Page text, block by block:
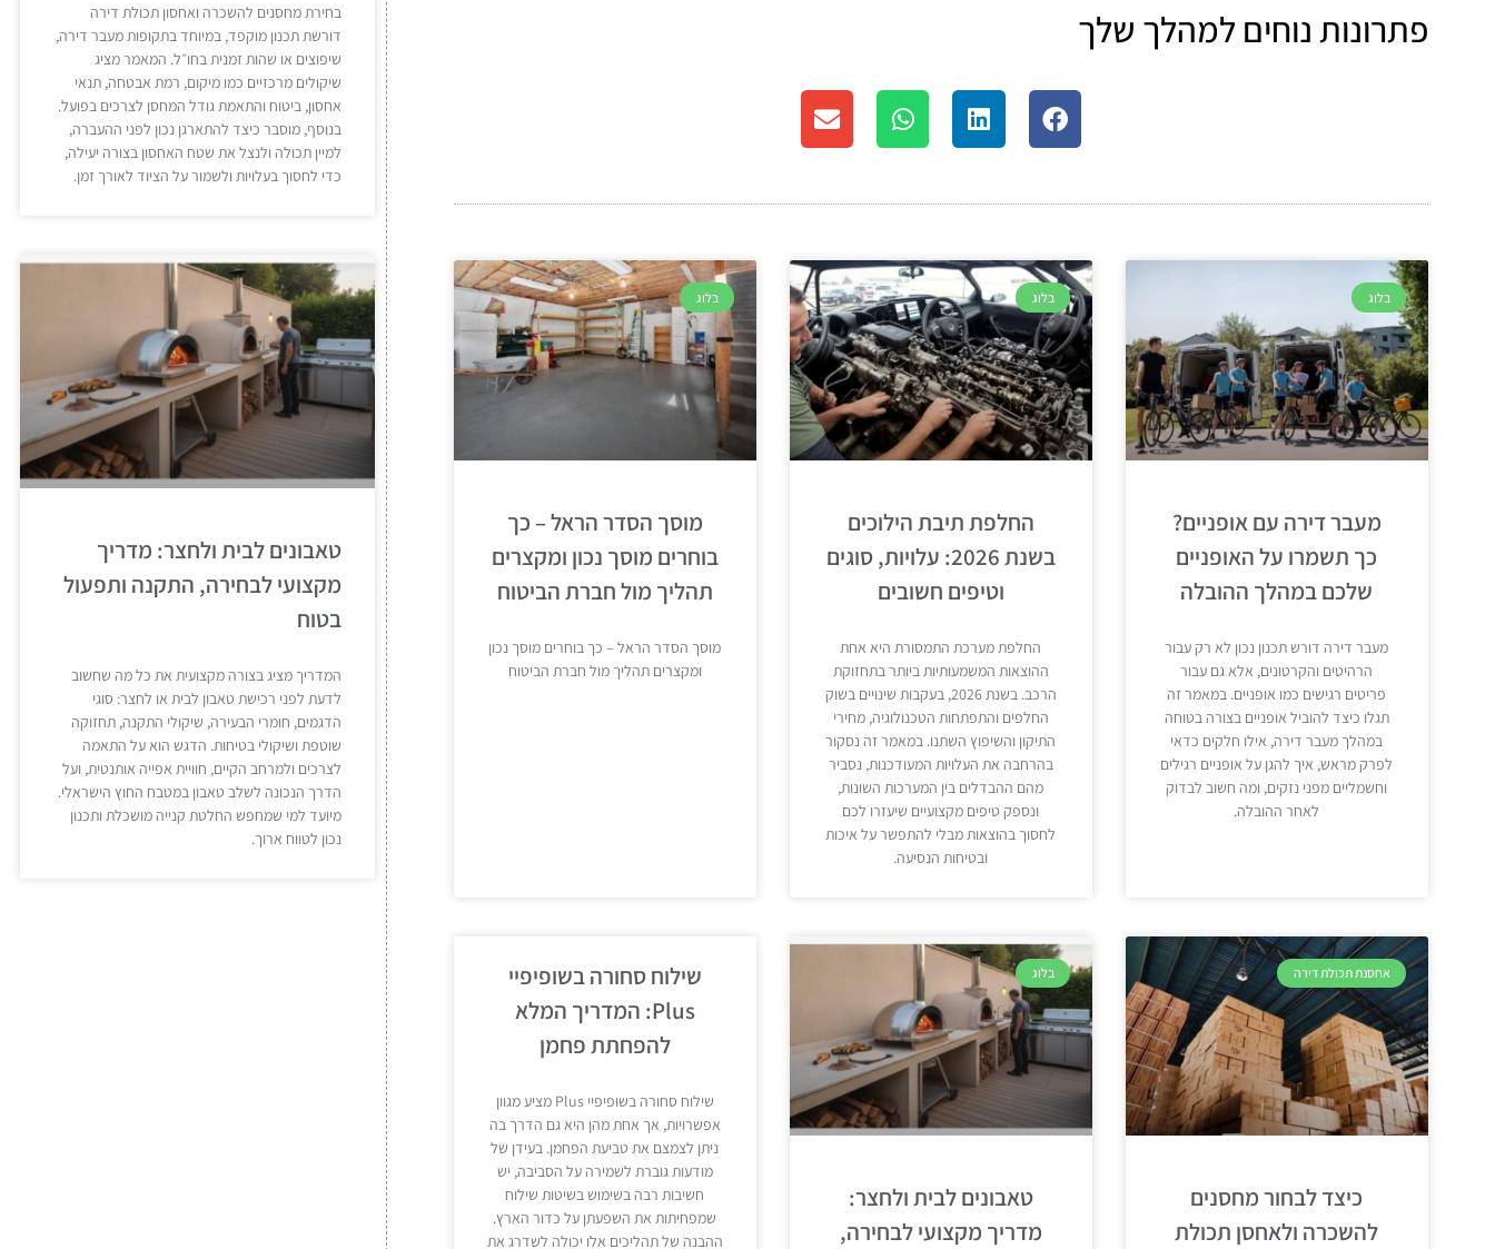
פתרונות נוחים למהלך שלך
בלוג
מעבר דירה עם אופניים?
כך תשמרו על האופניים
שלכם במהלך ההובלה
מעבר דירה דורש תכנון נכון לא רק עבור
הרהיטים והקרטונים, אלא גם עבור
פריטים רגישים כמו אופניים. במאמר זה
תגלו כיצד להוביל אופניים בצורה בטוחה
במהלך מעבר דירה, אילו חלקים כדאי
לפרק מראש, איך להגן על אופניים רגילים
וחשמליים מפני נזקים, ומה חשוב לבדוק
לאחר ההובלה.
בלוג
החלפת תיבת הילוכים
בשנת 2026: עלויות, סוגים
וטיפים חשובים
החלפת מערכת התמסורת היא אחת
ההוצאות המשמעותיות ביותר בתחזוקת
הרכב. בשנת 2026, בעקבות שינויים בשוק
החלפים והתפתחות הטכנולוגיה, מחירי
התיקון והשיפוץ השתנו. במאמר זה נסקור
בהרחבה את העלויות המעודכנות, נסביר
מהם ההבדלים בין המערכות השונות,
ונספק טיפים מקצועיים שיעזרו לכם
לחסוך בהוצאות מבלי להתפשר על איכות
ובטיחות הנסיעה.
בלוג
מוסך הסדר הראל – כך
בוחרים מוסך נכון ומקצרים
תהליך מול חברת הביטוח
מוסך הסדר הראל – כך בוחרים מוסך נכון
ומקצרים תהליך מול חברת הביטוח
אחסנת תכולת דירה
כיצד לבחור מחסנים
להשכרה ולאחסן תכולת
בלוג
טאבונים לבית ולחצר:
מדריך מקצועי לבחירה,
שילוח סחורה בשופיפיי
Plus: המדריך המלא
להפחתת פחמן
שילוח סחורה בשופיפיי Plus מציע מגוון
אפשרויות, אך אחת מהן היא גם הדרך בה
ניתן לצמצם את טביעת הפחמן. בעידן של
מודעות גוברת לשמירה על הסביבה, יש
חשיבות רבה בשימוש בשיטות שילוח
שמפחיתות את השפעתן על כדור הארץ.
ההבנה של תהליכים אלו יכולה לשדרג את
בחירת מחסנים להשכרה ואחסון תכולת דירה
דורשת תכנון מוקפד, במיוחד בתקופות מעבר דירה,
שיפוצים או שהות זמנית בחו״ל. המאמר מציג
שיקולים מרכזיים כמו מיקום, רמת אבטחה, תנאי
אחסון, ביטוח והתאמת גודל המחסן לצרכים בפועל.
בנוסף, מוסבר כיצד להתארגן נכון לפני ההעברה,
למיין תכולה ולנצל את שטח האחסון בצורה יעילה,
כדי לחסוך בעלויות ולשמור על הציוד לאורך זמן.
טאבונים לבית ולחצר: מדריך
מקצועי לבחירה, התקנה ותפעול
בטוח
המדריך מציג בצורה מקצועית את כל מה שחשוב
לדעת לפני רכישת טאבון לבית או לחצר: סוגי
הדגמים, חומרי הבעירה, שיקולי התקנה, תחזוקה
שוטפת ושיקולי בטיחות. הדגש הוא על התאמה
לצרכים ולמרחב הקיים, חוויית אפייה אותנטית, ועל
הדרך הנכונה לשלב טאבון במטבח החוץ הישראלי.
מיועד למי שמחפש החלטת קנייה מושכלת ותכנון
נכון לטווח ארוך.